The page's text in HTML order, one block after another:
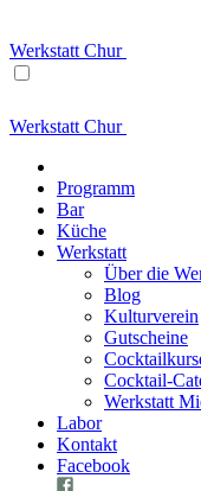
Werkstatt Chur
Werkstatt Chur
Programm
Bar
Küche
Werkstatt
Über die
Blog
Kulturverein
Gutscheine
Cocktail-
Werkstatt
Labor
Kontakt
Facebook